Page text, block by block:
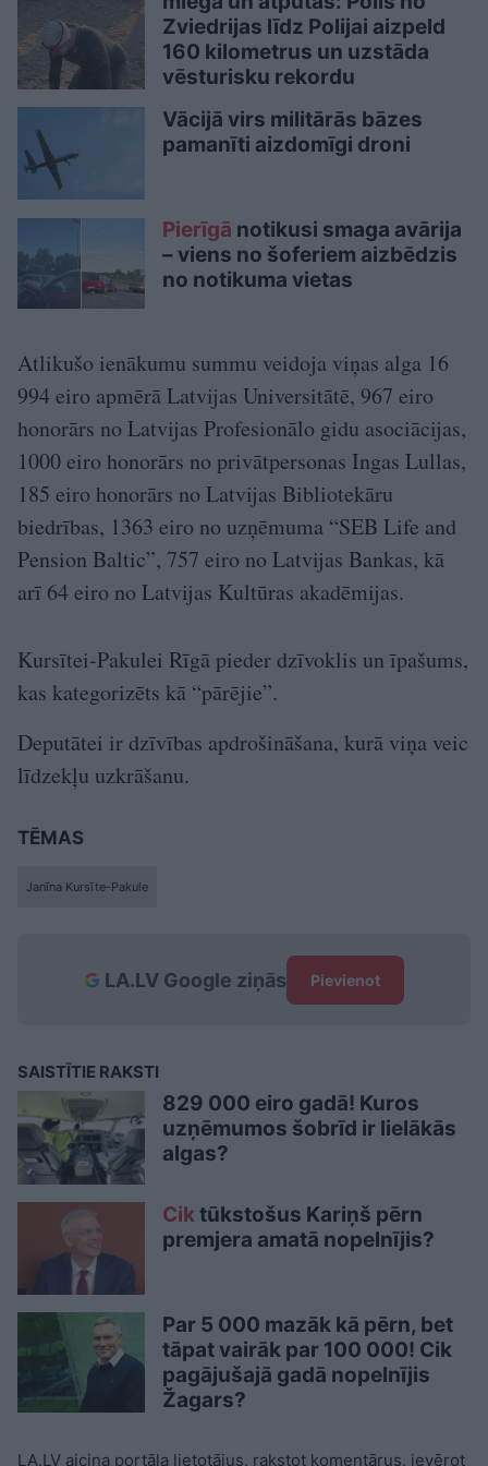
Zviedrijas līdz Polijai aizpeld
160 kilometrus un uzstāda
vēsturisku rekordu
Vācijā virs militārās bāzes
pamanīti aizdomīgi droni
Pierīgā notikusi smaga avārija
– viens no šoferiem aizbēdzis
no notikuma vietas
Atlikušo ienākumu summu veidoja viņas alga 16
994 eiro apmērā Latvijas Universitātē, 967 eiro
honorārs no Latvijas Profesionālo gidu asociācijas,
1000 eiro honorārs no privātpersonas Ingas Lullas,
185 eiro honorārs no Latvijas Bibliotekāru
biedrības, 1363 eiro no uzņēmuma “SEB Life and
Pension Baltic”, 757 eiro no Latvijas Bankas, kā
arī 64 eiro no Latvijas Kultūras akadēmijas.
Kursītei-Pakulei Rīgā pieder dzīvoklis un īpašums,
kas kategorizēts kā “pārējie”.
Deputātei ir dzīvības apdrošināšana, kurā viņa veic
līdzekļu uzkrāšanu.
TĒMAS
Janīna Kursīte-Pakule
LA.LV Google ziņās Pievienot
SAISTĪTIE RAKSTI
829 000 eiro gadā! Kuros
uzņēmumos šobrīd ir lielākās
algas?
Ciktūkstošus Kariņš pērn
premjera amatā nopelnījis?
Par 5 000 mazāk kā pērn, bet
tāpat vairāk par 100 000! Cik
pagājušajā gadā nopelnījis
Žagars?
LA.LV aicina portāla lietotājus, rakstot komentārus, ievērot